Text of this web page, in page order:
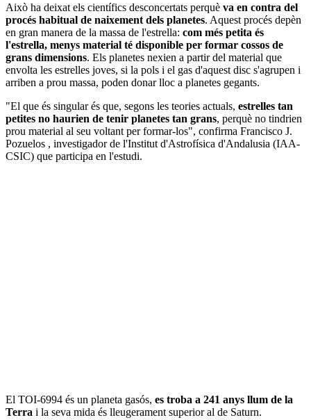
Això ha deixat els científics desconcertats perquè va en contra del
procés habitual de naixement dels planetes. Aquest procés depèn
en gran manera de la massa de l'estrella: com més petita és
l'estrella, menys material té disponible per formar cossos de
grans dimensions. Els planetes nexien a partir del material que
envolta les estrelles joves, si la pols i el gas d'aquest disc s'agrupen i
arriben a prou massa, poden donar lloc a planetes gegants.
"El que és singular és que, segons les teories actuals, estrelles tan
petites no haurien de tenir planetes tan grans, perquè no tindrien
prou material al seu voltant per formar-los", confirma Francisco J.
Pozuelos , investigador de l'Institut d'Astrofísica d'Andalusia (IAA-
CSIC) que participa en l'estudi.
El TOI-6994 és un planeta gasós, es troba a 241 anys llum de la
Terra i la seva mida és lleugerament superior al de Saturn.